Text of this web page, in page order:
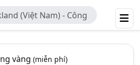
(Việt Nam) - Công
Kirkland (Việt Nam)
vàng (miễn phí)